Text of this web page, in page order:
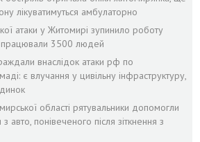
лікуватимуться амбулаторно
атаки у Житомирі зупинило роботу
працювали 3500 людей
внаслідок атаки рф по
є влучання у цивільну інфраструктуру,
області рятувальники допомогли
авто, понівеченого після зіткнення з